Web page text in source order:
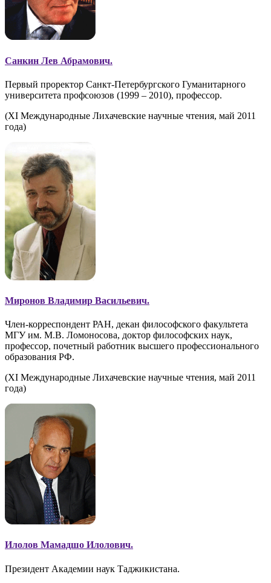
Санкин Лев Абрамович.
Первый проректор Санкт-Петербургского Гуманитарного
университета профсоюзов (1999 – 2010), профессор.
(XI Международные Лихачевские научные чтения, май 2011
года)
Миронов Владимир Васильевич.
Член-корреспондент РАН, декан философского факультета
МГУ им. М.В. Ломоносова, доктор философских наук,
профессор, почетный работник высшего профессионального
образования РФ.
(XI Международные Лихачевские научные чтения, май 2011
года)
Илолов Мамадшо Илолович.
Президент Академии наук Таджикистана.